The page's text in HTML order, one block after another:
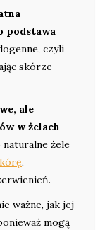
podstawa
czyli
skórze
ale
w żelach
żele
,
ważne, jak jej
mogą